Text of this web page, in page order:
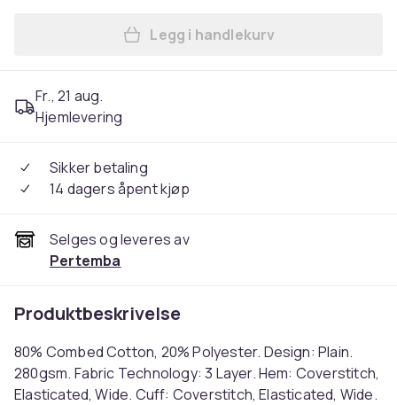
Legg Russell Mens Set-in
Legg i handlekurv
Fr., 21 aug.
Hjemlevering
Sikker betaling
14 dagers åpent kjøp
Selges og leveres av
Pertemba
Produktbeskrivelse
80% Combed Cotton, 20% Polyester. Design: Plain.
280gsm. Fabric Technology: 3 Layer. Hem: Coverstitch,
Elasticated, Wide. Cuff: Coverstitch, Elasticated, Wide.